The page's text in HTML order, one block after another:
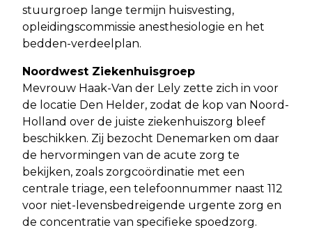
stuurgroep lange termijn huisvesting,
opleidingscommissie anesthesiologie en het
bedden-verdeelplan.
Noordwest Ziekenhuisgroep
Mevrouw Haak-Van der Lely zette zich in voor
de locatie Den Helder, zodat de kop van Noord-
Holland over de juiste ziekenhuiszorg bleef
beschikken. Zij bezocht Denemarken om daar
de hervormingen van de acute zorg te
bekijken, zoals zorgcoördinatie met een
centrale triage, een telefoonnummer naast 112
voor niet-levensbedreigende urgente zorg en
de concentratie van specifieke spoedzorg.